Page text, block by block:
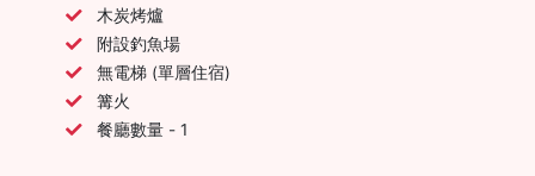
木炭烤爐
附設釣魚場
無電梯 (單層住宿)
篝火
餐廳數量 - 1